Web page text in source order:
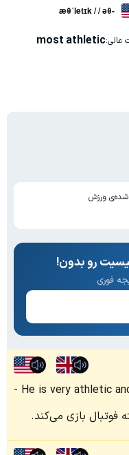
æθˈletɪk / / əθ-
most athletic
ورزش
رو بدون!
He is very athletic
فوتبال بازی می‌کند.